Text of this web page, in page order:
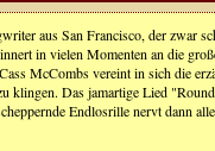
aus San Francisco, der zwar
in vielen Momenten an die
McCombs vereint in sich die
klingen. Das jamartige Lied
Endlosrille nervt dann